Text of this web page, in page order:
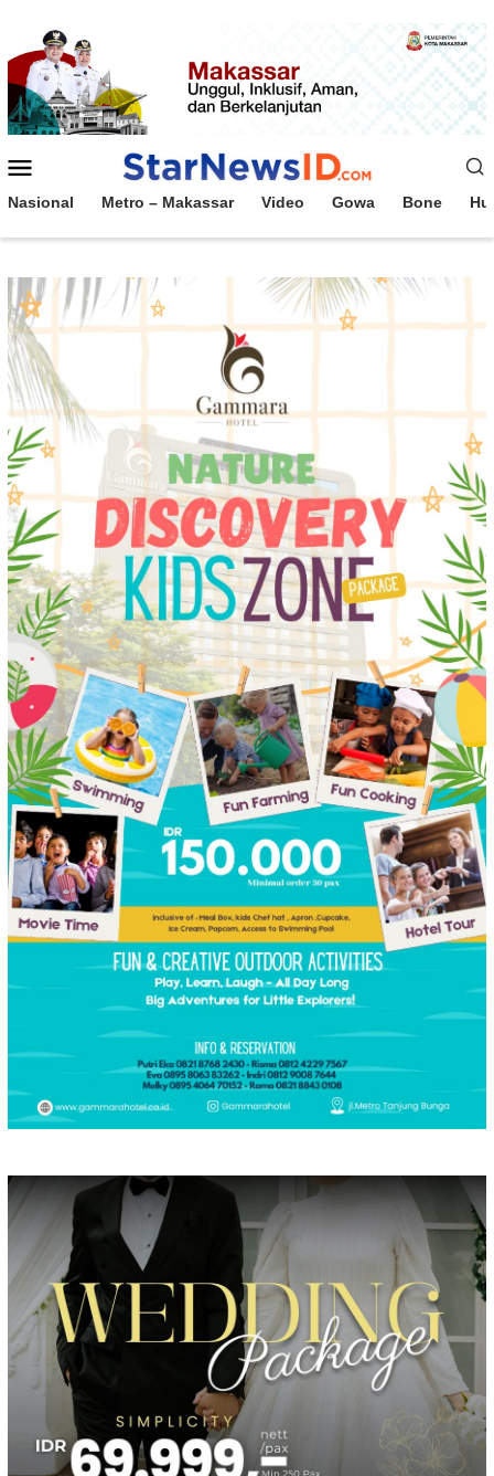
konten
Mobile
Nasional Metro – Makassar Video Gowa Bone